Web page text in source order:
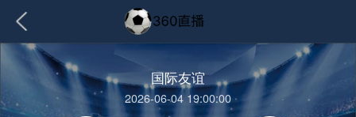
国际友谊
2026-06-04 19:00:00